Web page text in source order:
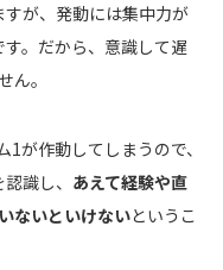
が、発動には集中力が
。だから、意識して遅
ん。
が作動してしまうので、
識し、 あえて経験や直
ないといけないというこ